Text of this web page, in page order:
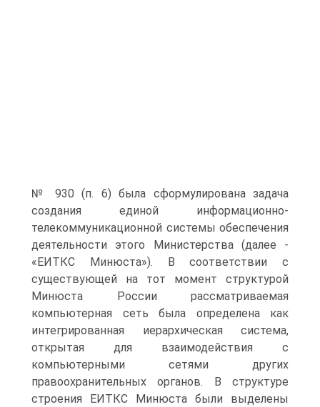
№ 930 (п. 6) была сформулирована задача
создания единой информационно-
телекоммуникационной системы обеспечения
деятельности этого Министерства (далее -
«ЕИТКС Минюста»). В соответствии с
существующей на тот момент структурой
Минюста России рассматриваемая
компьютерная сеть была определена как
интегрированная иерархическая система,
открытая для взаимодействия с
компьютерными сетями других
правоохранительных органов. В структуре
строения ЕИТКС Минюста были выделены